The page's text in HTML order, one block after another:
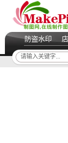
防盗水印